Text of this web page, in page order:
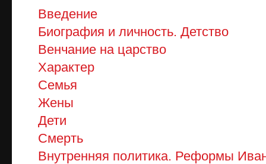
Введение
Биография и личность. Детство
Венчание на царство
Характер
Семья
Жены
Дети
Смерть
Внутренняя политика. Реформы